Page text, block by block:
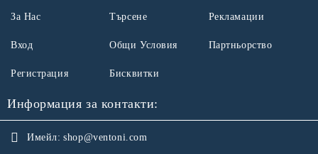
За Нас
Вход
Регистрация
Търсене
Общи Условия
Бисквитки
Рекламации
Партньорство
Информация за контакти:
Имейл: shop@ventoni.com